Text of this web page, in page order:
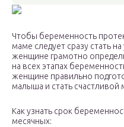
Чтобы беременность
маме следует сразу стать
женщине грамотно
на всех этапах
женщине правильно
малыша и стать
Как узнать срок
месячных: